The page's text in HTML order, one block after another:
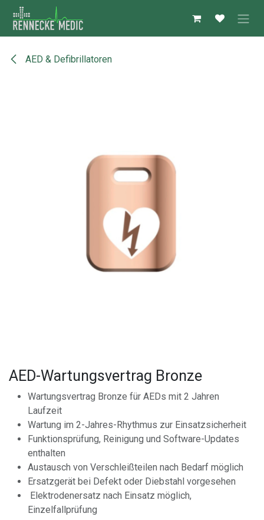
Zum Inhalt springen
AED & Defibrillatoren
AED-Wartungsvertrag Bronze
Wartungsvertrag Bronze für AEDs mit 2 Jahren
Laufzeit
Wartung im 2-Jahres-Rhythmus zur Einsatzsicherheit
Funktionsprüfung, Reinigung und Software-Updates
enthalten
Austausch von Verschleißteilen nach Bedarf möglich
Ersatzgerät bei Defekt oder Diebstahl vorgesehen
Elektrodenersatz nach Einsatz möglich,
Einzelfallprüfung